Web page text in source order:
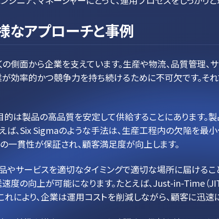
アプローチと事例
側面から企業を支えています。生産や物流、品質管理、
効率的かつ競争力を持ち続けるために不可欠です。そ
的は製品の高品質を安定して供給することにあります
ば、Six Sigmaのような手法は、生産工程内の欠陥を最
一貫性が保証され、顧客満足度が向上します。
やサービスを適切なタイミングで適切な場所に届ける
度の向上が可能になります。たとえば、Just-in-Time（
れにより、企業は運用コストを削減しながら、顧客に迅速